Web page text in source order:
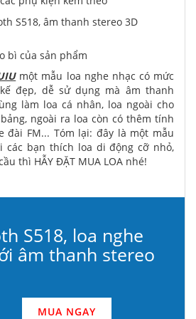
bì của sản phẩm
một mẫu loa nghe nhạc có mức
đẹp, dễ sử dụng mà âm thanh
làm loa cá nhân, loa ngoài cho
ngoài ra loa còn có thêm tính
đài FM... Tóm lại: đây là một mẫu
các bạn thích loa di động cỡ nhỏ,
thì HẪY ĐẶT MUA LOA nhé!
S518, loa nghe
âm thanh stereo
MUA NGAY